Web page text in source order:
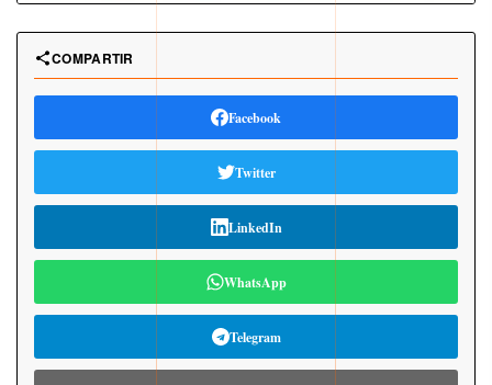
COMPARTIR
Facebook
Twitter
LinkedIn
WhatsApp
Telegram